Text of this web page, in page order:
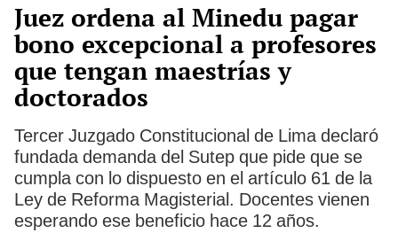
Juez ordena al Minedu pagar
bono excepcional a profesores
que tengan maestrías y
doctorados
Tercer Juzgado Constitucional de Lima declaró
fundada demanda del Sutep que pide que se
cumpla con lo dispuesto en el artículo 61 de la
Ley de Reforma Magisterial. Docentes vienen
esperando ese beneficio hace 12 años.